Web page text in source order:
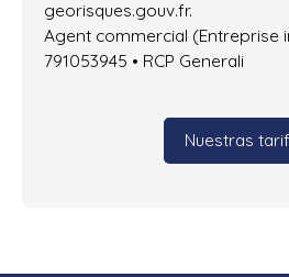
georisques.gouv.fr.
Agent commercial (Entreprise
791053945 • RCP Generali
Nuestras